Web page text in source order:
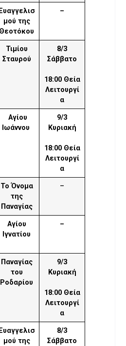
Ευαγγελισ
μού της
Θεοτόκου
–
Τιμίου
Σταυρού
8/3
Σάββατο
18:00 Θεία
Λειτουργί
α
Αγίου
Ιωάννου
9/3
Κυριακή
18:00 Θεία
Λειτουργί
α
Το Όνομα
της
Παναγίας
–
Αγίου
Ιγνατίου
–
Παναγίας
του
Ροδαρίου
9/3
Κυριακή
18:00 Θεία
Λειτουργί
α
Ευαγγελισ
μού της
8/3
Σάββατο